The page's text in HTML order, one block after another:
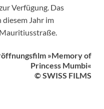
Verfügung. Das
Jahr im
»Memory of
Princess Mumbi«
© SWISS FILMS